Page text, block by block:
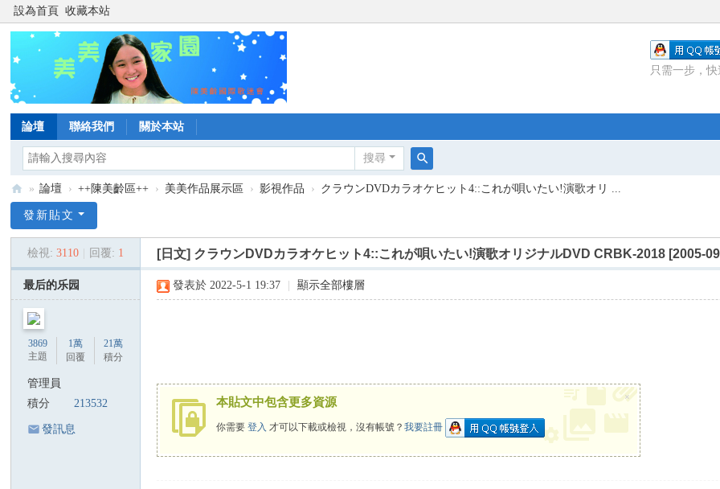
設為首頁 收藏本站
只需一步，
論壇 聯絡我們 關於本站
搜尋
搜
陳
美
美
家
» 論壇 › ++陳美齡區++ › 美美作品展示區 › 影視作品 › クラウンDVDカラオケヒット4::これが唄いたい!演歌オリ ...
發新貼文
檢視: 3110 回覆: 1 [日文] クラウンDVDカラオケヒット4::これが唄いたい!演歌オリジナルDVD CRBK-2018 [2005-
最后的乐园
3869
主題
1萬
回覆
21萬
積分
管理員
積分
213532
發訊息
發表於 2022-5-1 19:37 顯示全部樓層
本貼文中包含更多資源
你需要登入 才可以下載或檢視，沒有帳號？我要註冊
×